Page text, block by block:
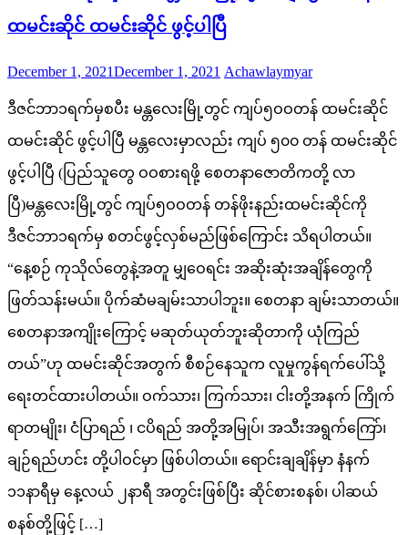
ထမင်းဆိုင် ထမင်းဆိုင် ဖွင့်ပါပြီ
Posted
December 1, 2021December 1, 2021 Author
Achawlaymyar
ဒီဇင်ဘာ၁ရက်မှစပီး မန္တလေးမြို့တွင် ကျပ်၅ဝဝတန် ထမင်းဆိုင်
ထမင်းဆိုင် ဖွင့်ပါပြီ မန္တလေးမှာလည်း ကျပ် ၅၀၀ တန် ထမင်းဆိုင်
ဖွင့်ပါပြီ (ပြည်သူတွေ ဝဝစားရဖို့ စေတနာဇောတိကတို့ လာ
ပြီ)မန္တလေးမြို့တွင် ကျပ်၅ဝဝတန် တန်ဖိုးနည်းထမင်းဆိုင်ကို
ဒီဇင်ဘာ၁ရက်မှ စတင်ဖွင့်လှစ်မည်ဖြစ်ကြောင်း သိရပါတယ်။
“နေ့စဉ် ကုသိုလ်တွေနဲ့အတူ ‌မျှဝေရင်း အဆိုးဆုံးအချိန်တွေကို
ဖြတ်သန်းမယ်။ ပိုက်ဆံမချမ်းသာပါဘူး။ စေတနာ ချမ်းသာတယ်။
စေတနာအကျိုး‌ကြောင့် မဆုတ်ယုတ်ဘူးဆိုတာကို ယုံကြည်
တယ်”ဟု ထမင်းဆိုင်အတွက် စီစဉ်နေသူက လူမှုကွန်ရက်ပေါ်သို့
ရေးတင်ထားပါတယ်။ ဝက်သား၊ ကြက်သား၊ ငါးတို့အနက် ကြိုက်
ရာတမျိုး၊ ငံပြာရည် ၊ ငပိရည် အတို့အမြုပ်၊ အသီးအရွက်ကြော်၊
ချဉ်ရည်ဟင်း တို့ပါဝင်မှာ ဖြစ်ပါတယ်။ ရောင်းချချိန်မှာ နံနက်
၁၁နာရီမှ နေ့လယ် ၂နာရီ အတွင်းဖြစ်ပြီး ဆိုင်စားစနစ်၊ ပါဆယ်
စနစ်တို့ဖြင့် […]